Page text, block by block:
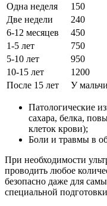
Одна неделя
150
Две недели
240
6-12 месяцев
450
1-5 лет
750
5-10 лет
950
10-15 лет
1200
После 15 лет
У
Патологические
сахара, белка,
клеток крови);
Боли и травмы в
При необходимости
проводить любое
безопасно даже для
специальной